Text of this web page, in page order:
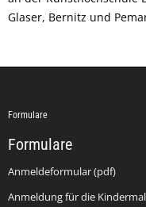
Glaser, Bernitz und
Formulare
Formulare
Anmeldeformular (pdf)
Anmeldung für die